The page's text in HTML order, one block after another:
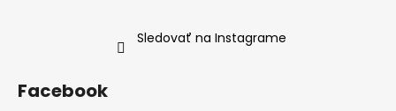
Sledovať na Instagrame
Facebook